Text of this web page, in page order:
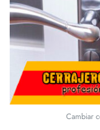
Cambiar